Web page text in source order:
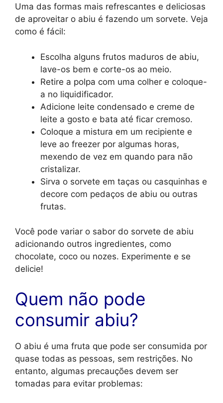
Uma das formas mais refrescantes e deliciosas
de aproveitar o abiu é fazendo um sorvete. Veja
como é fácil:
Escolha alguns frutos maduros de abiu,
lave-os bem e corte-os ao meio.
Retire a polpa com uma colher e coloque-
a no liquidificador.
Adicione leite condensado e creme de
leite a gosto e bata até ficar cremoso.
Coloque a mistura em um recipiente e
leve ao freezer por algumas horas,
mexendo de vez em quando para não
cristalizar.
Sirva o sorvete em taças ou casquinhas e
decore com pedaços de abiu ou outras
frutas.
Você pode variar o sabor do sorvete de abiu
adicionando outros ingredientes, como
chocolate, coco ou nozes. Experimente e se
delicie!
Quem não pode
consumir abiu?
O abiu é uma fruta que pode ser consumida por
quase todas as pessoas, sem restrições. No
entanto, algumas precauções devem ser
tomadas para evitar problemas: